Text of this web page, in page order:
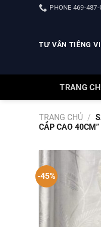
PHONE 469-
TƯ VẤN TIẾNG
TRANG
TRANG CHỦ /
CẤP CAO 40CM”
-45%